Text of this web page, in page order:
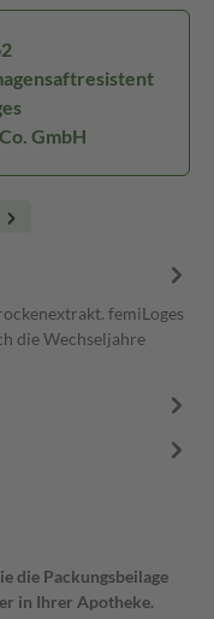
GmbH
femiLoges
die Wechseljahre
die Packungsbeilage
in Ihrer Apotheke.